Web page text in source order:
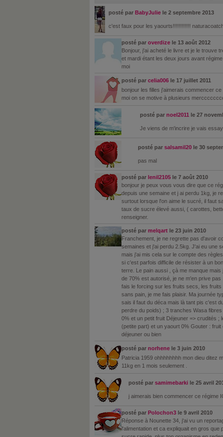
posté par BabyJulie le 2 septembre 2013
c'est faux pour les yaourts!!!!!!!!!!!!
posté par overdize le 13 août 2012
Bonjour, j'ai acheté le livre et je le trouve
et mardi étant les deux jours avant
moi
posté par celia006 le 17 juillet 2011
bonjour les filles j'aimerais commencer
moi on se motive à plusieurs
posté par noel2011 le 27
Je viens de m'incrire je vais
posté par salsamil20 le 30
pas mal
posté par lenil2105 le 7 août 2010
bonjour je peux vous vous dire que ce
depuis une semaine et j ai perdu 1kg, je
surtout lorsque l'on aime le sucré, il faut
taux de sucre élevé aussi, ( carottes,
renseigner.
posté par melqart le 23 juin 2010
Franchement, je ne regrette pas d'avoir
semaines et j'ai perdu 2.5kg. J'ai eu une
mais j'ai mis cela sur le compte des
si c'est parfois difficile de résister à un
terre. Le pain aussi , çà me manque
de 70% est autorisé, je ne m'en prive
fais le forcing sur les fruits secs, les
sans pain, je me fais plaisir. Ma journée
sais il faut du déca mais là tant pis c'est
perdre du poids) ; 3 tranches Wasa
0% et un petit fruit Déjeuner => crudités ;
(petite part) et un yaourt 0% Gouter :
déjeuner ou bien
posté par norhene le 3 juin 2010
Patricia 1959 ohhhhhhhh mon dieu ditez
11kg en 1 mois seulement .
posté par samimebarki le 25 avril
j aimerais bien commencer ce régime
posté par Polochon3 le 9 avril 2010
Réponse à Nounette 34, j'ai vu un
l'alimentation et ca expliquait en gros que